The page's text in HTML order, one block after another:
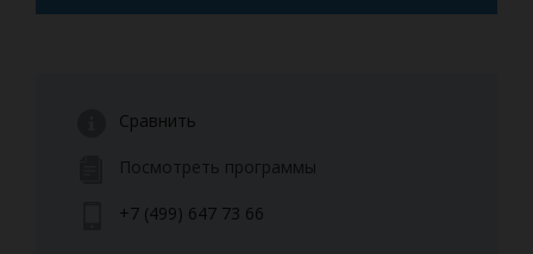
Сравнить
Посмотреть программы
+7 (499) 647 73 66